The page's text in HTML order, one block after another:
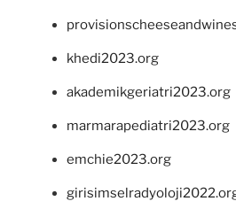
khedi2023.org
akademikgeriatri2023.org
marmarapediatri2023.org
emchie2023.org